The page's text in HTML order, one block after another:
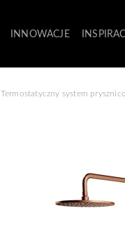
INNOWACJE
Termostatyczny system